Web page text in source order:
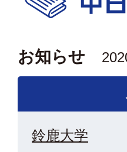
お知らせ
鈴鹿大学